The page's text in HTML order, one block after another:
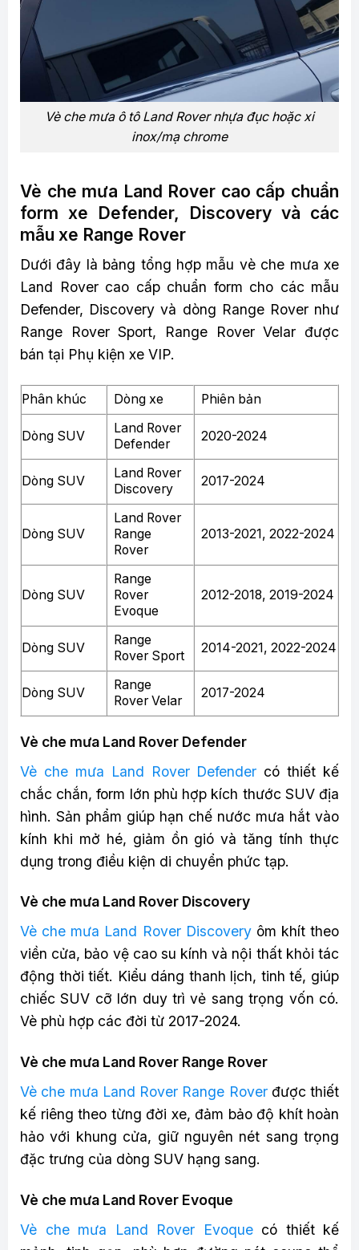
Vè che mưa ô tô Land Rover nhựa đục hoặc xi
inox/mạ chrome
Vè che mưa Land Rover cao cấp chuẩn
form xe Defender, Discovery và các
mẫu xe Range Rover
Dưới đây là bảng tổng hợp mẫu vè che mưa xe
Land Rover cao cấp chuẩn form cho các mẫu
Defender, Discovery và dòng Range Rover như
Range Rover Sport, Range Rover Velar được
bán tại Phụ kiện xe VIP.
Phân khúc Dòng xe Phiên bản
Dòng SUV
Land Rover
Defender
2020-2024
Dòng SUV
Land Rover
Discovery
2017-2024
Dòng SUV
Land Rover
Range
Rover
2013-2021, 2022-2024
Dòng SUV
Range
Rover
Evoque
2012-2018, 2019-2024
Dòng SUV
Range
Rover Sport
2014-2021, 2022-2024
Dòng SUV
Range
Rover Velar
2017-2024
Vè che mưa Land Rover Defender
Vè che mưa Land Rover Defender có thiết kế
chắc chắn, form lớn phù hợp kích thước SUV địa
hình. Sản phẩm giúp hạn chế nước mưa hắt vào
kính khi mở hé, giảm ồn gió và tăng tính thực
dụng trong điều kiện di chuyển phức tạp.
Vè che mưa Land Rover Discovery
Vè che mưa Land Rover Discoveryôm khít theo
viền cửa, bảo vệ cao su kính và nội thất khỏi tác
động thời tiết. Kiểu dáng thanh lịch, tinh tế, giúp
chiếc SUV cỡ lớn duy trì vẻ sang trọng vốn có.
Vè phù hợp các đời từ 2017-2024.
Vè che mưa Land Rover Range Rover
Vè che mưa Land Rover Range Rover được thiết
kế riêng theo từng đời xe, đảm bảo độ khít hoàn
hảo với khung cửa, giữ nguyên nét sang trọng
đặc trưng của dòng SUV hạng sang.
Vè che mưa Land Rover Evoque
Vè che mưa Land Rover Evoquecó thiết kế